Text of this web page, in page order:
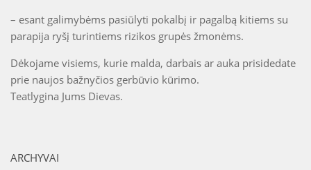
– esant galimybėms pasiūlyti pokalbį ir pagalbą kitiems su
parapija ryšį turintiems rizikos grupės žmonėms.
Dėkojame visiems, kurie malda, darbais ar auka prisidedate
prie naujos bažnyčios gerbūvio kūrimo.
Teatlygina Jums Dievas.
ARCHYVAI